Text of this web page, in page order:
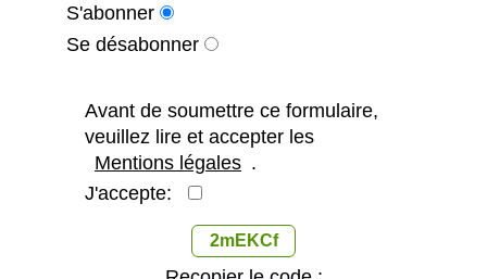
S'abonner
Se désabonner
Avant de soumettre ce formulaire,
veuillez lire et accepter les
Mentions légales .
J'accepte:
2mEKCf